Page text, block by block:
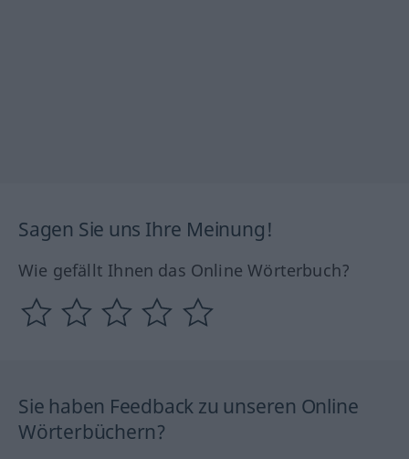
Sagen Sie uns Ihre Meinung!
Wie gefällt Ihnen das Online Wörterbuch?
Sie haben Feedback zu unseren Online
Wörterbüchern?